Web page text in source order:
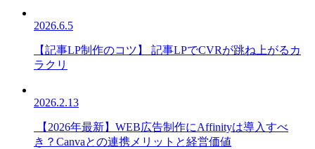
2026.6.5
【記事LP制作のコツ】 記事LPでCVRが跳ね上がるカ
ラクリ
2026.2.13
【2026年最新】WEB広告制作にAffinityは導入すべ
き？Canvaとの連携メリットと経営価値